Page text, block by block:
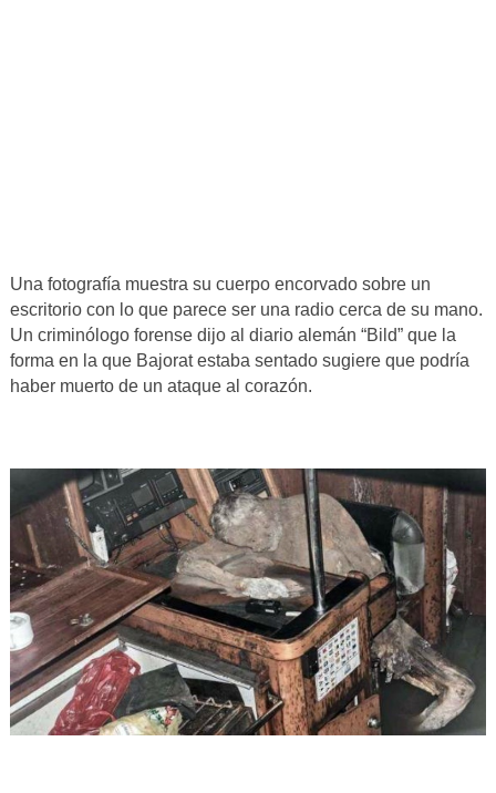
Una fotografía muestra su cuerpo encorvado sobre un
escritorio con lo que parece ser una radio cerca de su mano.
Un criminólogo forense dijo al diario alemán “Bild” que la
forma en la que Bajorat estaba sentado sugiere que podría
haber muerto de un ataque al corazón.